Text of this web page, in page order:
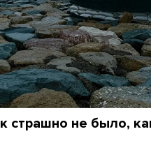
страшно не было,